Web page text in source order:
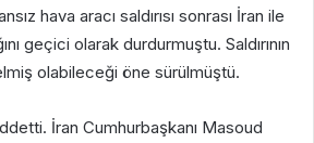
hava aracı saldırısı sonrası İran ile
geçici olarak durdurmuştu. Saldırının
olabileceği öne sürülmüştü.
İran Cumhurbaşkanı Masoud